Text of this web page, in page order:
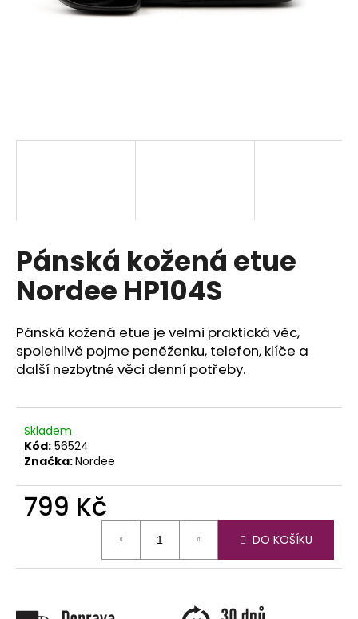
Pánská kožená etue
Nordee HP104S
Pánská kožená etue je velmi praktická věc,
spolehlivě pojme peněženku, telefon, klíče a
další nezbytné věci denní potřeby.
Skladem
Kód: 56524
Značka:Nordee
799 Kč
DO KOŠÍKU
D
o
p
r
u
č
u
e
m
e